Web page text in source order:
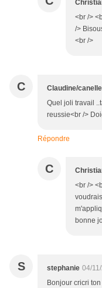
<br />
/>
<br />
C Claudine/canelle
Quel joli travail
reussie<br />
Répondre
C
<br />
bonne
S stephanie 04/
Bonjour cricri